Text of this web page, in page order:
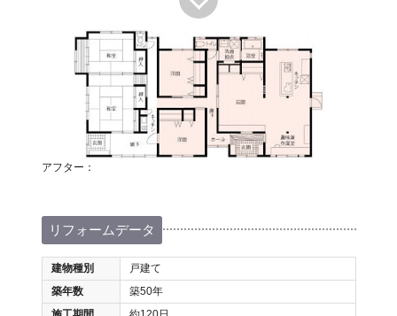
アフター：
リフォームデータ
建物種別
戸建て
築年数
築50年